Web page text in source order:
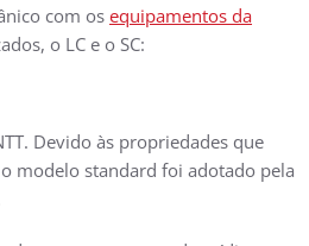
com os equipamentos da
o LC e o SC:
Devido às propriedades que
modelo standard foi adotado pela